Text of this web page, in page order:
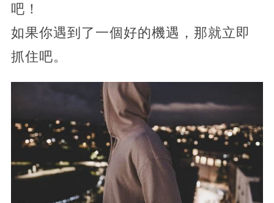
吧！
如果你遇到了一個好的機遇，那就立即
抓住吧。